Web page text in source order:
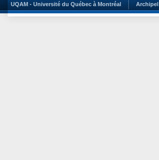
UQAM - Université du Québec à Montréal Archipel